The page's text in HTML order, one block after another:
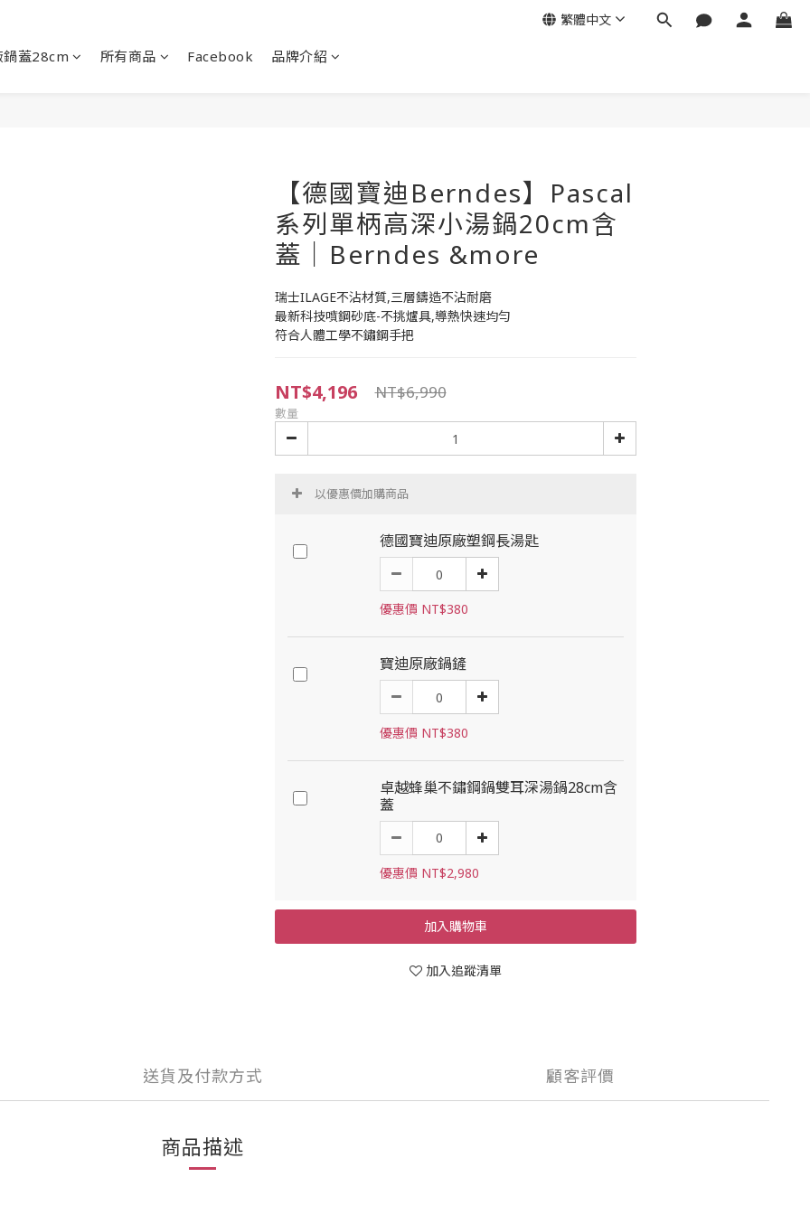
鍋蓋28cm 所有商品 Facebook 品牌介紹
繁體中文
【德國寶迪Berndes】Pascal
系列單柄高深小湯鍋20cm含
蓋｜Berndes &more
瑞士ILAGE不沾材質,三層鑄造不沾耐磨
最新科技噴鋼砂底-不挑爐具,導熱快速均勻
符合人體工學不鏽鋼手把
NT$4,196 NT$6,990
數量
以優惠價加購商品
德國寶迪原廠塑鋼長湯匙
優惠價 NT$380
寶迪原廠鍋鏟
優惠價 NT$380
卓越蜂巢不鏽鋼鍋雙耳深湯鍋28cm含
蓋
優惠價 NT$2,980
加入購物車
加入追蹤清單
送貨及付款方式 顧客評價
商品描述